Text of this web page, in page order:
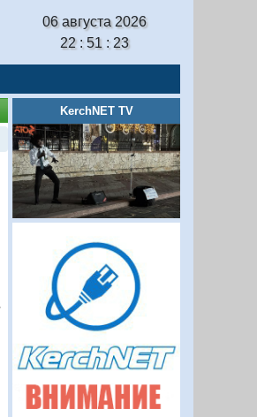
06 августа 2026
22 : 51 : 24
KerchNET TV